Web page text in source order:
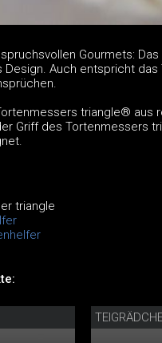
Gourmets:
Design. Auch entspricht
triangle® aus
Griff des Tortenmessers
triangle